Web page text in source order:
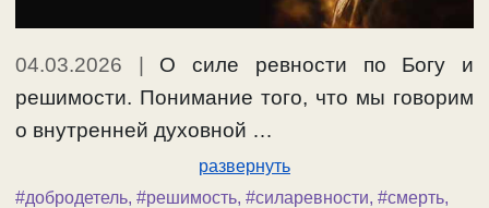
04.03.2026 | О силе ревности по Богу и
решимости. Понимание того, что мы говорим
о внутренней духовной …
развернуть
#добродетель, #решимость, #силаревности, #смерть,